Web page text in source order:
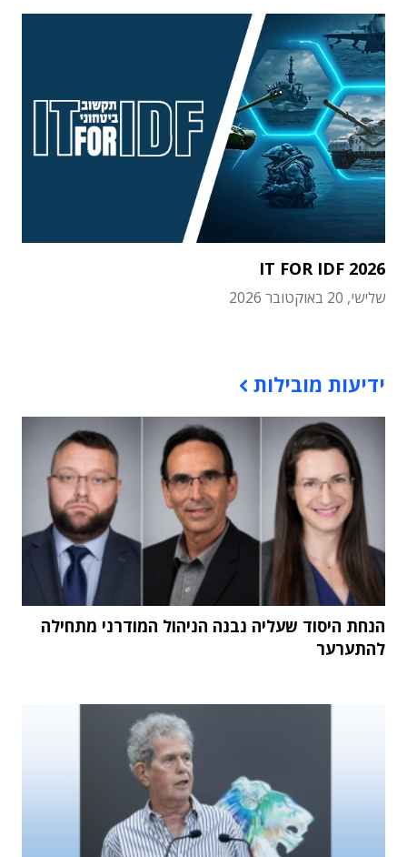
IT FOR IDF 2026
שלישי, 20 באוקטובר 2026
ידיעות מובילות
הנחת היסוד שעליה נבנה הניהול המודרני מתחילה
להתערער